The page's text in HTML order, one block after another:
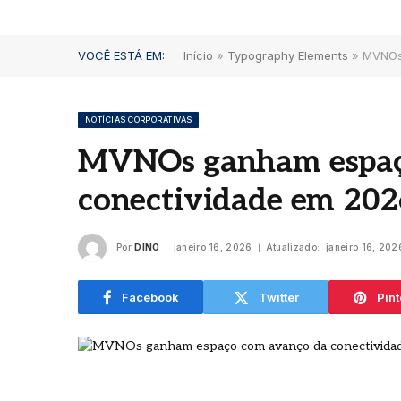
VOCÊ ESTÁ EM: Início » Typography Elements »
NOTÍCIAS CORPORATIVAS
MVNOs ganham
conectividade em
Por DINO janeiro 16, 2026 Atualizado: janeiro 16,
Facebook Twitter
Dia
Blue